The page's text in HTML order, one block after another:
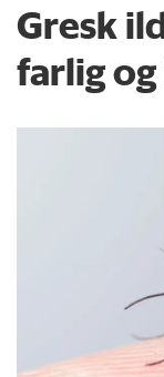
Gresk
farlig